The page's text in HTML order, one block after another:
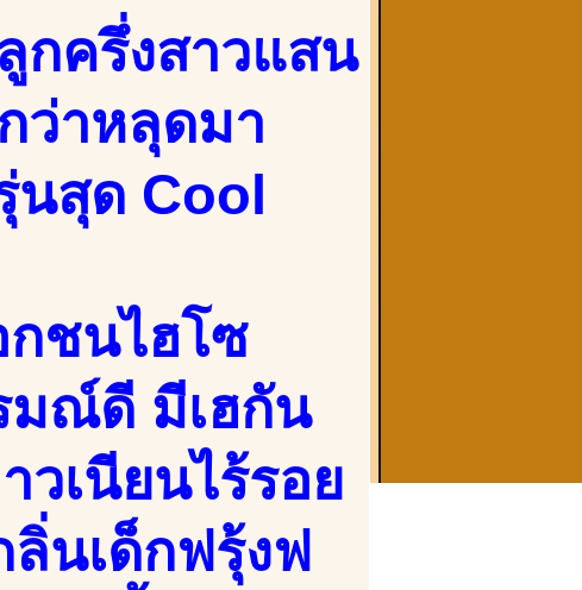
กครึ่งสาวแสน
ว่าหลุดมา
นสุด Cool
กชนไฮโซ
มณ์ดี มีเฮกัน
เนียนไร้รอย
นเด็กฟรุ้งฟ